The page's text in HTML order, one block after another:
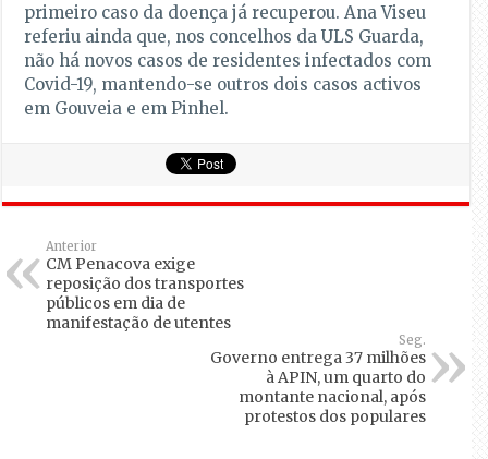
primeiro caso da doença já recuperou. Ana Viseu
referiu ainda que, nos concelhos da ULS Guarda,
não há novos casos de residentes infectados com
Covid-19, mantendo-se outros dois casos activos
em Gouveia e em Pinhel.
Anterior
CM Penacova exige
reposição dos transportes
públicos em dia de
manifestação de utentes
Seg.
Governo entrega 37 milhões
à APIN, um quarto do
montante nacional, após
protestos dos populares